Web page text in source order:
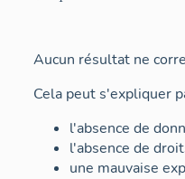
Aucun résultat ne
Cela peut s'expliquer
l'absence de
l'absence de
une mauvaise